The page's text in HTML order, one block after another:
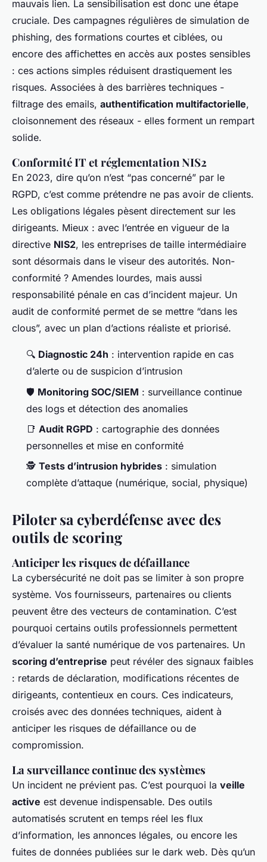
mauvais lien. La sensibilisation est donc une étape
cruciale. Des campagnes régulières de simulation de
phishing, des formations courtes et ciblées, ou
encore des affichettes en accès aux postes sensibles
: ces actions simples réduisent drastiquement les
risques. Associées à des barrières techniques -
filtrage des emails, authentification multifactorielle,
cloisonnement des réseaux - elles forment un rempart
solide.
Conformité IT et réglementation NIS2
En 2023, dire qu’on n’est “pas concerné” par le
RGPD, c’est comme prétendre ne pas avoir de clients.
Les obligations légales pèsent directement sur les
dirigeants. Mieux : avec l’entrée en vigueur de la
directive NIS2, les entreprises de taille intermédiaire
sont désormais dans le viseur des autorités. Non-
conformité ? Amendes lourdes, mais aussi
responsabilité pénale en cas d’incident majeur. Un
audit de conformité permet de se mettre “dans les
clous”, avec un plan d’actions réaliste et priorisé.
🔍 Diagnostic 24h : intervention rapide en cas
d’alerte ou de suspicion d’intrusion
🛡️ Monitoring SOC/SIEM : surveillance continue
des logs et détection des anomalies
📑 Audit RGPD : cartographie des données
personnelles et mise en conformité
🕵️ Tests d’intrusion hybrides : simulation
complète d’attaque (numérique, social, physique)
Piloter sa cyberdéfense avec des
outils de scoring
Anticiper les risques de défaillance
La cybersécurité ne doit pas se limiter à son propre
système. Vos fournisseurs, partenaires ou clients
peuvent être des vecteurs de contamination. C’est
pourquoi certains outils professionnels permettent
d’évaluer la santé numérique de vos partenaires. Un
scoring d’entreprise peut révéler des signaux faibles
: retards de déclaration, modifications récentes de
dirigeants, contentieux en cours. Ces indicateurs,
croisés avec des données techniques, aident à
anticiper les risques de défaillance ou de
compromission.
La surveillance continue des systèmes
Un incident ne prévient pas. C’est pourquoi la veille
active est devenue indispensable. Des outils
automatisés scrutent en temps réel les flux
d’information, les annonces légales, ou encore les
fuites de données publiées sur le dark web. Dès qu’un